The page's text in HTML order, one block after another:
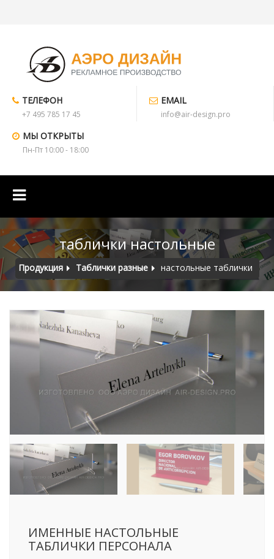
ТЕЛЕФОН
+7 495 785 17 45
EMAIL
info@air-design.pro
МЫ ОТКРЫТЫ
Пн-Пт 10:00 - 18:00
таблички настольные
Продукция Таблички разные настольные таблички
ИМЕННЫЕ НАСТОЛЬНЫЕ
ТАБЛИЧКИ ПЕРСОНАЛА